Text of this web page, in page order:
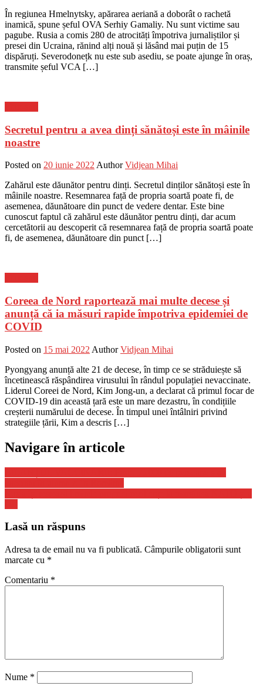
În regiunea Hmelnytsky, apărarea aeriană a doborât o rachetă
inamică, spune șeful OVA Serhiy Gamaliy. Nu sunt victime sau
pagube. Rusia a comis 280 de atrocități împotriva jurnaliștilor și
presei din Ucraina, rănind alți nouă și lăsând mai puțin de 15
dispăruți. Severodonețk nu este sub asediu, se poate ajunge în oraș,
transmite șeful VCA […]
Secretul pentru a avea dinți sănătoși este în mâinile
noastre
Posted on 20 iunie 2022Author Vidjean Mihai
Zahărul este dăunător pentru dinți. Secretul dinților sănătoși este în
mâinile noastre. Resemnarea față de propria soartă poate fi, de
asemenea, dăunătoare din punct de vedere dentar. Este bine
cunoscut faptul că zahărul este dăunător pentru dinți, dar acum
cercetătorii au descoperit că resemnarea față de propria soartă poate
fi, de asemenea, dăunătoare din punct […]
Coreea de Nord raportează mai multe decese și
anunță că ia măsuri rapide împotriva epidemiei de
COVID
Posted on 15 mai 2022 Author Vidjean Mihai
Pyongyang anunță alte 21 de decese, în timp ce se străduiește să
încetinească răspândirea virusului în rândul populației nevaccinate.
Liderul Coreei de Nord, Kim Jong-un, a declarat că primul focar de
COVID-19 din această țară este un mare dezastru, în condițiile
creșterii numărului de decese. În timpul unei întâlniri privind
strategiile țării, Kim a descris […]
Navigare în articole
Lasă un răspuns
Adresa ta de email nu va fi publicată. Câmpurile obligatorii sunt
marcate cu *
Comentariu *
Nume *